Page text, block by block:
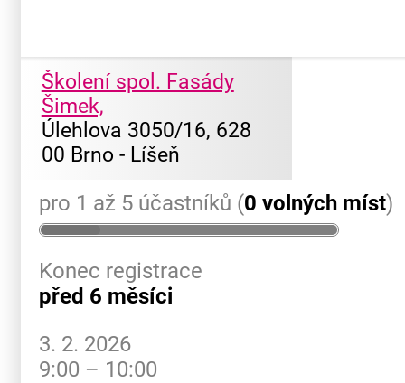
Školení spol. Fasády
Šimek,
Úlehlova 3050/16, 628
00 Brno - Líšeň
pro 1 až 5 účastníků (0 volných míst)
Konec registrace
před 6 měsíci
3. 2. 2026
9:00 – 10:00